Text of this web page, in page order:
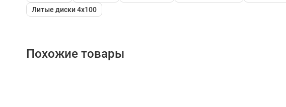
Литые диски 4x100
Похожие товары